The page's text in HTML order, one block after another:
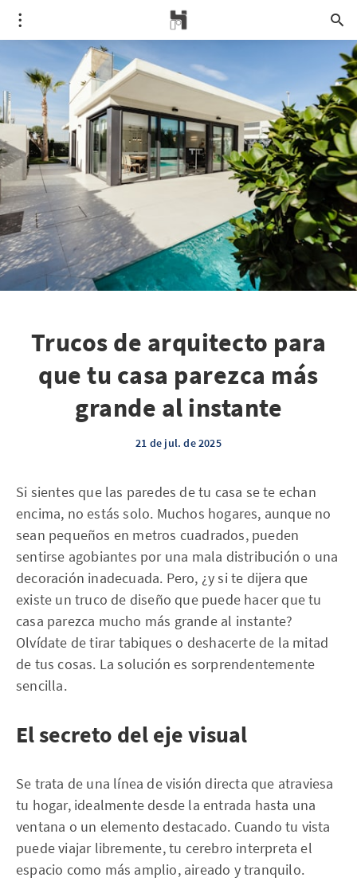
Trucos de arquitecto para
que tu casa parezca más
grande al instante
21 de jul. de 2025
Si sientes que las paredes de tu casa se te echan
encima, no estás solo. Muchos hogares, aunque no
sean pequeños en metros cuadrados, pueden
sentirse agobiantes por una mala distribución o una
decoración inadecuada. Pero, ¿y si te dijera que
existe un truco de diseño que puede hacer que tu
casa parezca mucho más grande al instante?
Olvídate de tirar tabiques o deshacerte de la mitad
de tus cosas. La solución es sorprendentemente
sencilla.
El secreto del eje visual
Se trata de una línea de visión directa que atraviesa
tu hogar, idealmente desde la entrada hasta una
ventana o un elemento destacado. Cuando tu vista
puede viajar libremente, tu cerebro interpreta el
espacio como más amplio, aireado y tranquilo.